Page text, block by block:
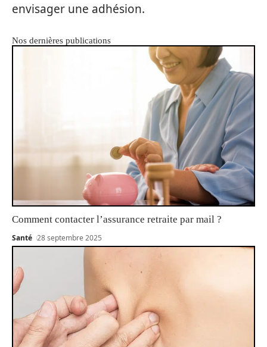
envisager une adhésion.
Nos dernières publications
Comment contacter l’assurance retraite par mail ?
Santé 28 septembre 2025